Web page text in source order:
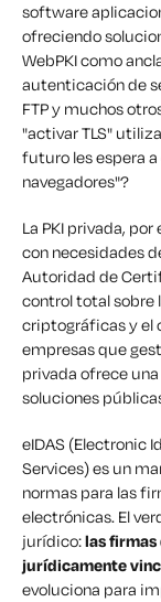
software
ofreciendo
WebPKI como
autenticación de
FTP y muchos
"activar TLS"
futuro les espera
navegadores"?
La PKI privada,
con necesidades
Autoridad de
control total sobre
criptográficas y el
empresas que
privada ofrece
soluciones
eIDAS (Electronic
Services) es un
normas para las
electrónicas. El
jurídico:las firmas
jurídicamente
evoluciona para